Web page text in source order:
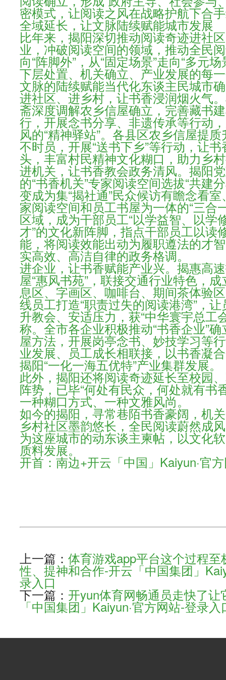
密模式，让阅读之风在战略护航下合
全域延长，让文脉陆续赋能城市发展
比年来，揭阳深切推动阅读奇迹进社
业，冲破阅读空间的领域，推动全民
向“阵脚外”，从“固定场景”走向“多元
下层处置、机关确立、产业发展的每
文脉的陆续赋能当代化东谈主民城市
进社区、进乡村，让书香浸润烟火气
斋深度调解农乡信屋确立，完善藏书
行，开展念书分享、非遗传承等行动
风的“精神驿站”。各县区农乡信屋提
不时员，开展“送书下乡”等行动，让
头，丰富村民精神文化糊口，助力乡
进机关，让书香教会政务清风。揭阳
的“书香机关”专家阅读空间选拔“共建
变成为集“揭社通”民众候访有瞻念看室
家阅读空间和员工书屋为一体的“三合
区域，成为干部员工“以学益智、以学
才”的文化新阵脚，指点干部员工以读
能，将阅读效能出动为履职遵法的才
实高效、高洁自律的政务格调。
进企业，让书香赋能产业兴。揭惠高
屋“惠风书苑”，联接交通行业特色，
息区、字画区、咖啡台、期间茶体验
线员工打造“职责过失的阅读港湾”，
升教会、安适压力，获“中华寰宇总工
称。全市各企业积极推动“书香企业”
屋方法，开展岗亭念书、妙技学习等
业发展、员工成长相联接，以书香凝
揭阳“一化一海五优特”产业集群发展。
此外，揭阳还将阅读奇迹延长至校园
阵势，已毕“何处有民众，何处就有书
一种糊口方式、一种文雅风尚。
如今的揭阳，寻常巷陌书香豪阔，机
乡村社区墨韵悠长，全民阅读蔚然成
为这座城市的动东谈主柬帖，以文化
质料发展。
开首：南边+开云「中国」Kaiyun·官
上一篇：体育游戏app平台这个过程
性、提神和合作-开云「中国集团」
录入口
下一篇： 开yun体育网畅通员走快了让
「中国集团」Kaiyun·官方网站-登录入